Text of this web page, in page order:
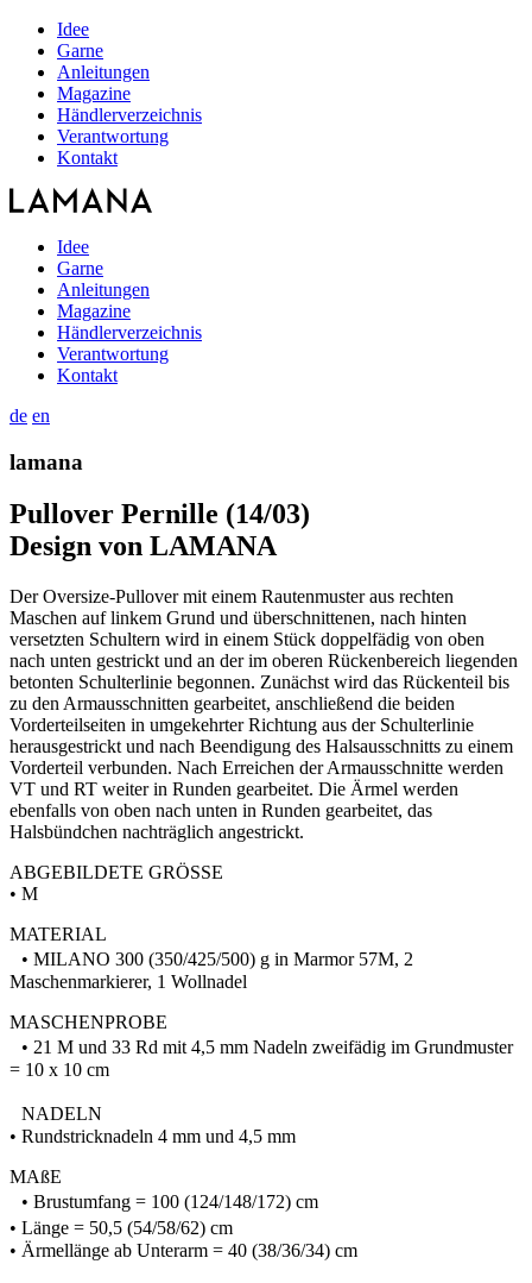
Idee
Garne
Anleitungen
Magazine
Händlerverzeichnis
Verantwortung
Kontakt
Idee
Garne
Anleitungen
Magazine
Händlerverzeichnis
Verantwortung
Kontakt
de en
lamana
Pullover Pernille (14/03)
Design von LAMANA
Der Oversize-Pullover mit einem Rautenmuster aus rechten
Maschen auf linkem Grund und überschnittenen, nach hinten
versetzten Schultern wird in einem Stück doppelfädig von oben
nach unten gestrickt und an der im oberen Rückenbereich liegenden
betonten Schulterlinie begonnen. Zunächst wird das Rückenteil bis
zu den Armausschnitten gearbeitet, anschließend die beiden
Vorderteilseiten in umgekehrter Richtung aus der Schulterlinie
herausgestrickt und nach Beendigung des Halsausschnitts zu einem
Vorderteil verbunden. Nach Erreichen der Armausschnitte werden
VT und RT weiter in Runden gearbeitet. Die Ärmel werden
ebenfalls von oben nach unten in Runden gearbeitet, das
Halsbündchen nachträglich angestrickt.
ABGEBILDETE GRÖSSE
• M
MATERIAL
• MILANO 300 (350/425/500) g in Marmor 57M, 2
Maschenmarkierer, 1 Wollnadel
MASCHENPROBE
• 21 M und 33 Rd mit 4,5 mm Nadeln zweifädig im Grundmuster
= 10 x 10 cm
NADELN
• Rundstricknadeln 4 mm und 4,5 mm
MAßE
• Brustumfang = 100 (124/148/172) cm
• Länge = 50,5 (54/58/62) cm
• Ärmellänge ab Unterarm = 40 (38/36/34) cm